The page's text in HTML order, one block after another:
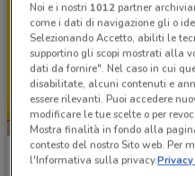
NUOVO
PENNY
Noi e i nostri 1012partner
come i dati di navigazione gli o
Selezionando Accetto, abiliti le
supportino gli scopi mostrati alla
dati da fornire". Nel caso in cui
disabilitate, alcuni contenuti e
essere rilevanti. Puoi accedere
modificare le tue scelte o per
Mostra finalità in fondo alla
contesto del nostro Sito web. Per
l'Informativa sulla privacy.